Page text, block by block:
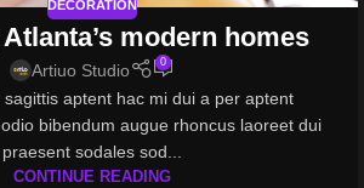
DECORATION
modern homes
Artiuo Studio 0
aptent hac mi dui a per aptent
bibendum augue rhoncus laoreet dui
praesent sodales sod...
CONTINUE READING